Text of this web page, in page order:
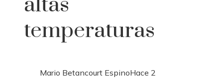
temperaturas
Mario Betancourt EspinoHace 2